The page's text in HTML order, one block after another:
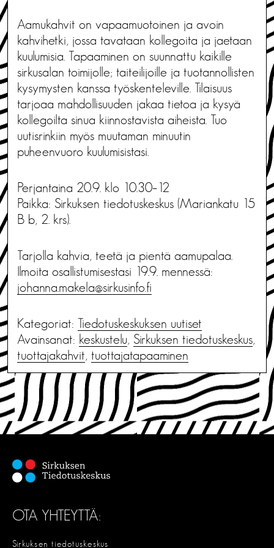
Aamukahvit on vapaamuotoinen ja avoin
kahvihetki, jossa tavataan kollegoita ja jaetaan
kuulumisia. Tapaaminen on suunnattu kaikille
sirkusalan toimijolle; taiteilijoille ja tuotannollisten
kysymysten kanssa työskenteleville. Tilaisuus
tarjoaa mahdollisuuden jakaa tietoa ja kysyä
kollegoilta sinua kiinnostavista aiheista. Tuo
uutisrinkiin myös muutaman minuutin
puheenvuoro kuulumisistasi.
Perjantaina 20.9. klo 10.30–12
Paikka: Sirkuksen tiedotuskeskus (Mariankatu 15
B b, 2. krs).
Tarjolla kahvia, teetä ja pientä aamupalaa.
Ilmoita osallistumisestasi 19.9. mennessä:
johanna.makela@sirkusinfo.fi
Kategoriat: Tiedotus­keskuksen uutiset
Avainsanat: keskustelu, Sirkuksen tiedotuskeskus,
tuottajakahvit, tuottajatapaaminen
OTA YHTEYTTÄ:
Sirkuksen tiedotuskeskus